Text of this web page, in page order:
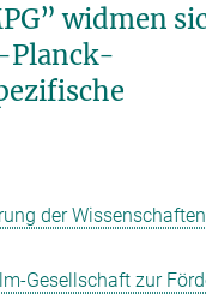
widmen
Planck-
der Wissenschaften
Gesellschaft zur